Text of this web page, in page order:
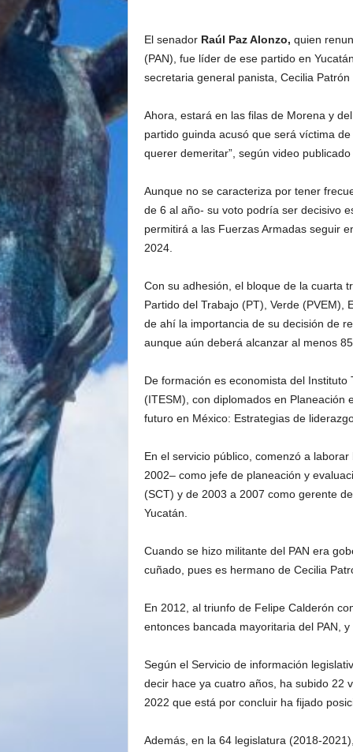
El senadorRaúl Paz Alonzo, quien
(PAN), fue líder de ese partido en
secretaria general panista, Cecilia Patrón
Ahora, estará en las filas de Morena y
partido guinda acusó que será víctima
querer demeritar”, según video
Aunque no se caracteriza por tener
de 6 al año- su voto podría ser decisivo
permitirá a las Fuerzas Armadas seguir
2024.
Con su adhesión, el bloque de la cuarta
Partido del Trabajo (PT), Verde (PVEM),
de ahí la importancia de su decisión de
aunque aún deberá alcanzar al menos
De formación es economista del
(ITESM), con diplomados en Planeación
futuro en México: Estrategias de
En el servicio público, comenzó a
2002– como jefe de planeación y
(SCT) y de 2003 a 2007 como gerente
Yucatán.
Cuando se hizo militante del PAN era
cuñado, pues es hermano de Cecilia
En 2012, al triunfo de Felipe Calderón
entonces bancada mayoritaria del PAN,
Según el Servicio de información
decir hace ya cuatro años, ha subido 22
2022 que está por concluir ha fijado
Además, en la 64 legislatura (2018-